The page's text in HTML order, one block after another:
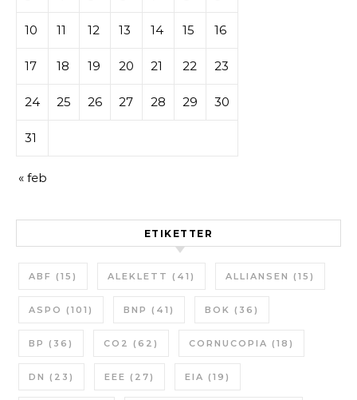
10 11 12 13 14 15 16
17 18 19 20 21 22 23
24 25 26 27 28 29 30
31
« feb
ETIKETTER
ABF (15) ALEKLETT (41) ALLIANSEN (15)
ASPO (101) BNP (41) BOK (36)
BP (36) CO2 (62) CORNUCOPIA (18)
DN (23) EEE (27) EIA (19)